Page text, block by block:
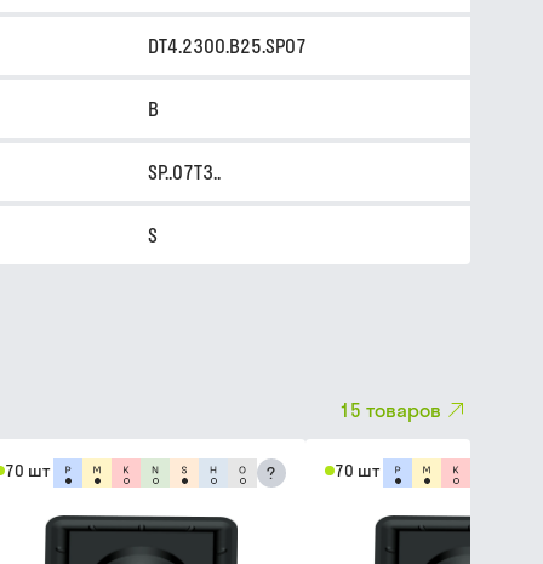
DT4.2300.B25.SP07
B
SP..07T3..
S
15 товаров
70 шт ? 70 шт